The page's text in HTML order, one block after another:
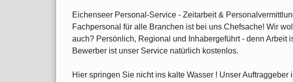
Eichenseer Personal-Service - Zeitarbeit &
Fachpersonal für alle Branchen ist bei uns Chefsache! Wir
auch? Persönlich, Regional und Inhabergeführt - denn Arbeit
Bewerber ist unser Service natürlich kostenlos.
Hier springen Sie nicht ins kalte Wasser ! Unser Auftraggeber